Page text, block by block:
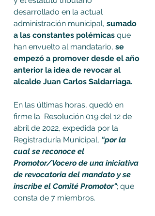
desarrollado en la actual
administración municipal, sumado
a las constantes polémicas que
han envuelto al mandatario, se
empezó a promover desde el año
anterior la idea de revocar al
alcalde Juan Carlos Saldarriaga.
En las últimas horas, quedó en
firme la  Resolución 019 del 12 de
abril de 2022, expedida por la
Registraduría Municipal, “por la
cual se reconoce el
Promotor/Vocero de una iniciativa
de revocatoria del mandato y se
inscribe el Comité Promotor"; que
consta de 7 miembros.